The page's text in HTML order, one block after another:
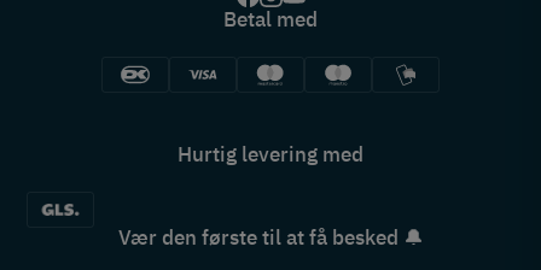
Betal med
Hurtig levering med
Vær den første til at få besked 🔔